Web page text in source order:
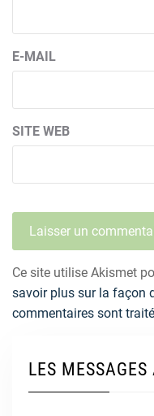
E-MAIL
SITE WEB
Ce site utilise Akismet
savoir plus sur la façon
commentaires sont
LES